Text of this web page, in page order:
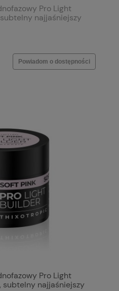
Pro Light
najjaśniejszy
Powiadom o dostępności
Pro Light
subtelny najjaśniejszy